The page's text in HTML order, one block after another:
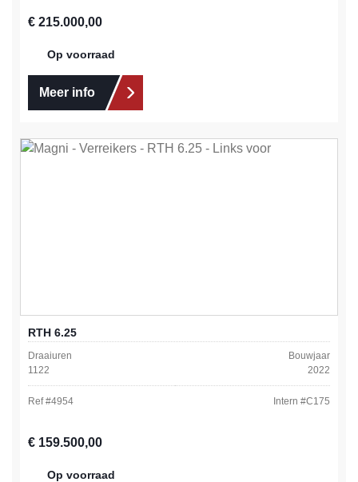
Normale prijs:
€ 215.000,00
Op voorraad
Meer info
RTH 6.25
Draaiuren
1122
Bouwjaar
2022
Ref #4954 Intern #C175
Normale prijs:
€ 159.500,00
Op voorraad